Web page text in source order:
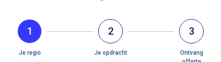
Openingsuren
1 2 3